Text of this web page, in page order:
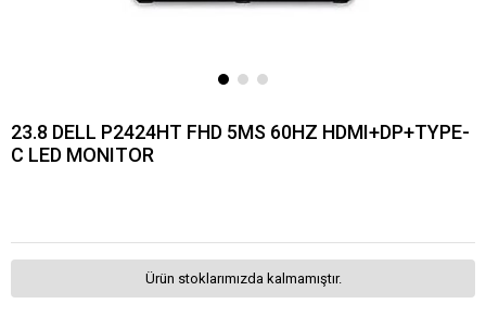
23.8 DELL P2424HT FHD 5MS 60HZ HDMI+DP+TYPE-
C LED MONITOR
Ürün stoklarımızda kalmamıştır.